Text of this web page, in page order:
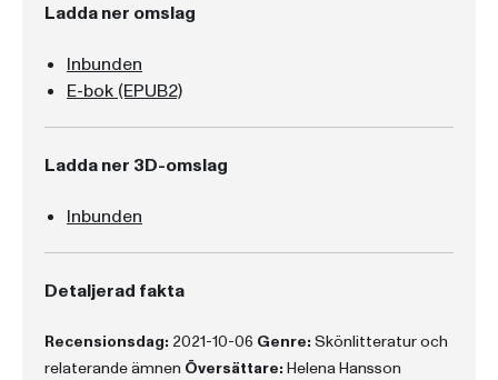
Ladda ner omslag
Inbunden
E-bok (EPUB2)
Ladda ner 3D-omslag
Inbunden
Detaljerad fakta
Recensionsdag: 2021-10-06 Genre: Skönlitteratur och
relaterande ämnen Översättare: Helena Hansson